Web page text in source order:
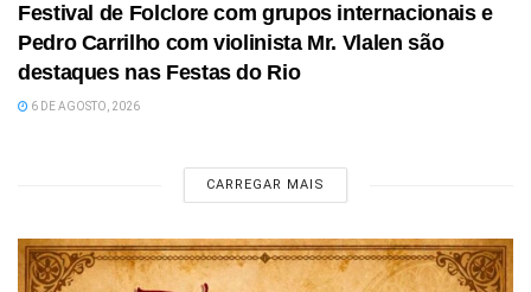
Festival de Folclore com grupos internacionais e
Pedro Carrilho com violinista Mr. Vlalen são
destaques nas Festas do Rio
6 DE AGOSTO, 2026
CARREGAR MAIS